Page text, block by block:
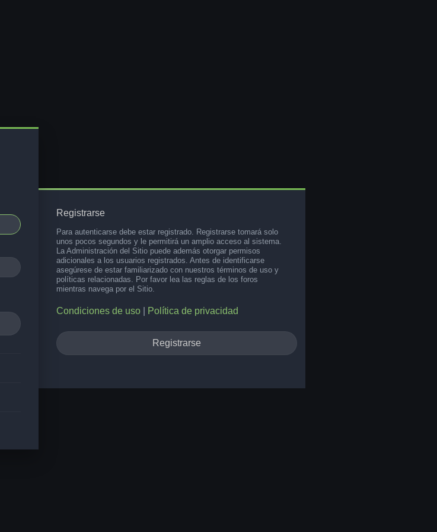
Registrarse
Para autenticarse debe estar registrado. Registrarse tomará solo
unos pocos segundos y le permitirá un amplio acceso al sistema.
La Administración del Sitio puede además otorgar permisos
adicionales a los usuarios registrados. Antes de identificarse
asegúrese de estar familiarizado con nuestros términos de uso y
políticas relacionadas. Por favor lea las reglas de los foros
mientras navega por el Sitio.
Condiciones de uso Política de privacidad
Registrarse